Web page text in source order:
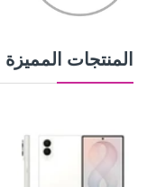
المنتجات المميزة